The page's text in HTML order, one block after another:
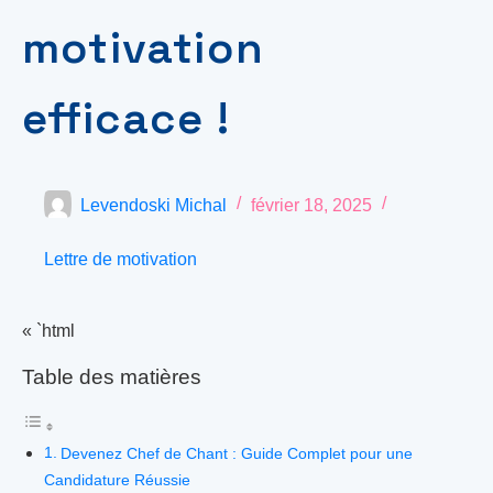
motivation
efficace !
Levendoski Michal février 18, 2025
Lettre de motivation
« `html
Table des matières
Devenez Chef de Chant : Guide Complet pour une
Candidature Réussie